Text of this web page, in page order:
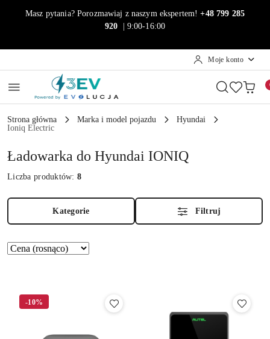
Przejdź do treści głównej
Przejdź do wyszukiwarki
Przejdź do moje konto
Przejdź do menu głównego
Przejdź do stopki
Masz pytania? Porozmawiaj z naszym ekspertem!+48 799 285
920
| 9:00-16:00
Moje konto
Strona główna Marka i model pojazdu
Hyundai
Ioniq Electric
Ładowarka do Hyundai IONIQ
Liczba produktów:8
Kategorie Filtruj
Zastosowano
Sortuj
-10%